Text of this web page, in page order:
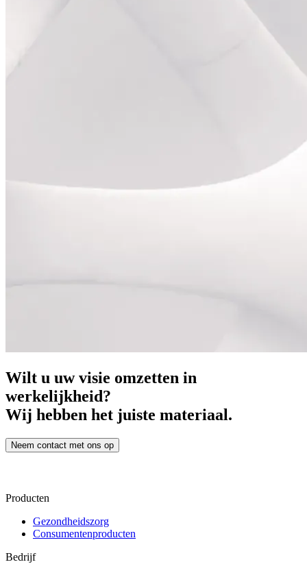
Wilt u uw visie omzetten in
werkelijkheid?
Wij hebben het juiste materiaal.
Neem contact met ons op
Producten
Gezondheidszorg
Consumentenproducten
Bedrijf